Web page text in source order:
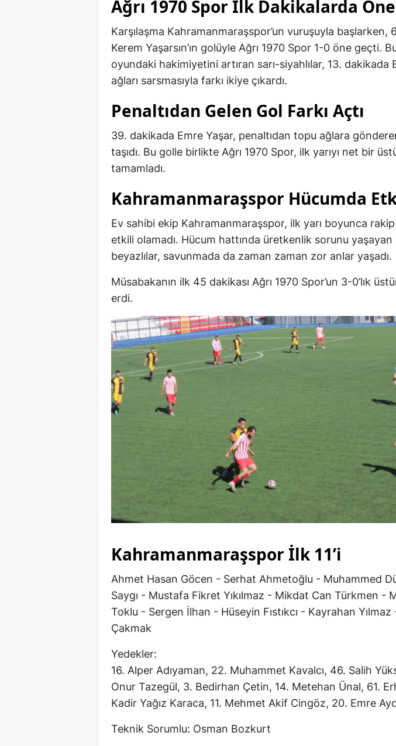
Ağrı 1970 Spor İlk Dakikalarda
Karşılaşma Kahramanmaraşspor’un vuruşuyla başlarken,
Kerem Yaşarsın’ın golüyle Ağrı 1970 Spor 1-0 öne geçti.
oyundaki hakimiyetini artıran sarı-siyahlılar, 13. dakikada
ağları sarsmasıyla farkı ikiye çıkardı.
Penaltıdan Gelen Gol Farkı Açtı
39. dakikada Emre Yaşar, penaltıdan topu ağlara
taşıdı. Bu golle birlikte Ağrı 1970 Spor, ilk yarıyı net bir
tamamladı.
Kahramanmaraşspor Hücumda
Ev sahibi ekip Kahramanmaraşspor, ilk yarı boyunca
etkili olamadı. Hücum hattında üretkenlik sorunu yaşayan
beyazlılar, savunmada da zaman zaman zor anlar yaşadı.
Müsabakanın ilk 45 dakikası Ağrı 1970 Spor’un 3-0’lık
erdi.
Kahramanmaraşspor İlk 11’i
Ahmet Hasan Göcen - Serhat Ahmetoğlu - Muhammed
Saygı - Mustafa Fikret Yıkılmaz - Mikdat Can Türkmen -
Toklu - Sergen İlhan - Hüseyin Fıstıkcı - Kayrahan Yılmaz
Çakmak
Yedekler:
16. Alper Adıyaman, 22. Muhammet Kavalcı, 46. Salih
Onur Tazegül, 3. Bedirhan Çetin, 14. Metehan Ünal, 61.
Kadir Yağız Karaca, 11. Mehmet Akif Cingöz, 20. Emre
Teknik Sorumlu: Osman Bozkurt